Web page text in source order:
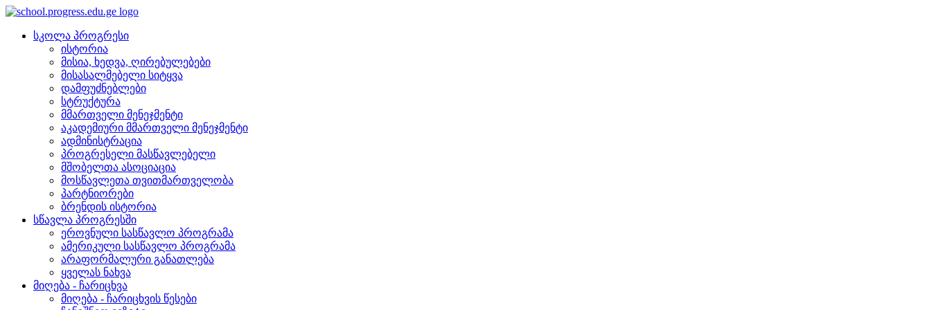
სკოლა პროგრესი
ისტორია
მისია, ხედვა, ღირებულებები
მისასალმებელი სიტყვა
დამფუძნებლები
სტრუქტურა
მმართველი მენეჯმენტი
აკადემიური მმართველი მენეჯმენტი
ადმინისტრაცია
პროგრესელი მასწავლებელი
მშობელთა ასოციაცია
მოსწავლეთა თვითმართველობა
პარტნიორები
ბრენდის ისტორია
სწავლა პროგრესში
ეროვნული სასწავლო პროგრამა
ამერიკული სასწავლო პროგრამა
არაფორმალური განათლება
ყველას ნახვა
მიღება - ჩარიცხვა
მიღება - ჩარიცხვის წესები